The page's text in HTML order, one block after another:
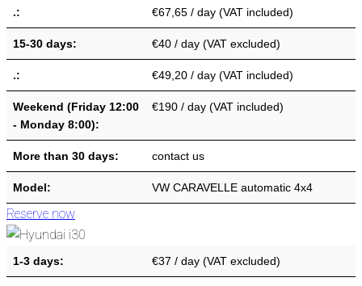
.: €67,65 / day (VAT included)
15-30 days: €40 / day (VAT excluded)
.: €49,20 / day (VAT included)
Weekend (Friday 12:00
- Monday 8:00):
€190 / day (VAT included)
More than 30 days: contact us
Model: VW CARAVELLE automatic 4x4
Reserve now
1-3 days: €37 / day (VAT excluded)